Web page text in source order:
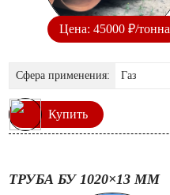
Цена: 45000 ₽/тонна
Сфера применения: Газ
Купить
ТРУБА БУ 1020×13 ММ